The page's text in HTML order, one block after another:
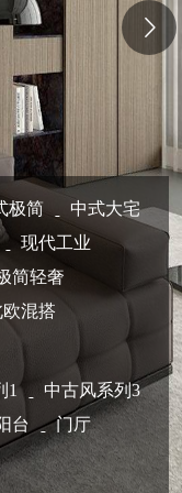
极简
中式大宅
现代工业
简轻奢
欧混搭
1
中古风系列3
台
门厅